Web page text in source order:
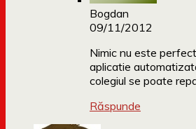
Bogdan
09/11/2012
Nimic nu este
aplicatie
colegiul se poate
Răspunde